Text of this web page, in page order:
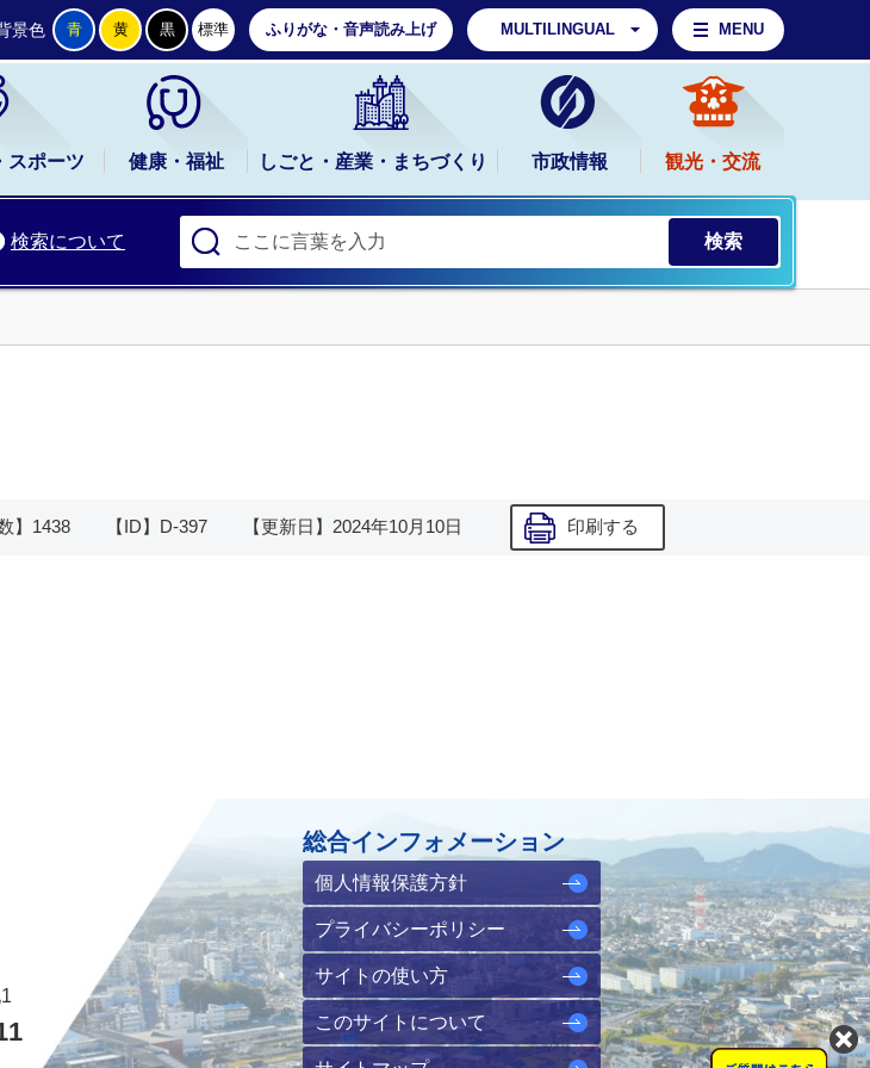
ジ
景色 青 黄 黒 標準 ふりがな・音声読み上げ MULTILINGUAL MENU
スポーツ 健康・福祉 しごと・産業・まちづくり 市政情報 観光・交流
検索について
】 1438 【ID】 D-397 【更新日】 2024年10月10日 印刷する
総合インフォメーション
個人情報保護方針
プライバシーポリシー
サイトの使い方
このサイトについて